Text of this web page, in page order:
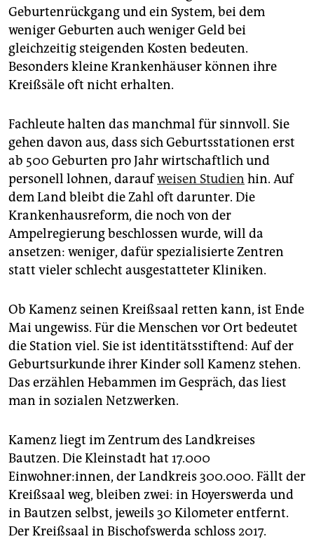
Geburtenrückgang und ein System, bei dem
weniger Geburten auch weniger Geld bei
gleichzeitig steigenden Kosten bedeuten.
Besonders kleine Krankenhäuser können ihre
Kreißsäle oft nicht erhalten.
Fachleute halten das manchmal für sinnvoll. Sie
gehen davon aus, dass sich Geburtsstationen erst
ab 500 Geburten pro Jahr wirtschaftlich und
personell lohnen, daraufweisen Studien hin. Auf
dem Land bleibt die Zahl oft darunter. Die
Krankenhausreform, die noch von der
Ampelregierung beschlossen wurde, will da
ansetzen: weniger, dafür spezialisierte Zentren
statt vieler schlecht ausgestatteter Kliniken.
Ob Kamenz seinen Kreißsaal retten kann, ist Ende
Mai ungewiss. Für die Menschen vor Ort bedeutet
die Station viel. Sie ist identitätsstiftend: Auf der
Geburtsurkunde ihrer Kinder soll Kamenz stehen.
Das erzählen Hebammen im Gespräch, das liest
man in sozialen Netzwerken.
Kamenz liegt im Zentrum des Landkreises
Bautzen. Die Kleinstadt hat 17.000
Einwohner:innen, der Landkreis 300.000. Fällt der
Kreißsaal weg, bleiben zwei: in Hoyerswerda und
in Bautzen selbst, jeweils 30 Kilometer entfernt.
Der Kreißsaal in Bischofswerda schloss 2017.